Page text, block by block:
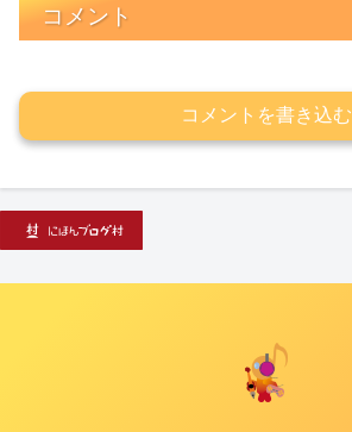
コメント
コメントを書き込む